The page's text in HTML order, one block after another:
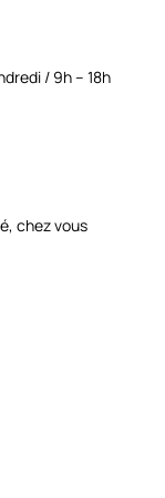
/ 9h – 18h
chez vous